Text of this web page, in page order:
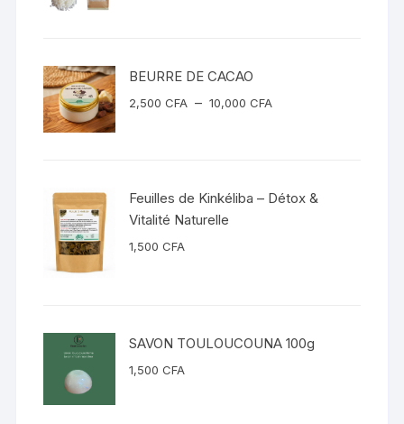
BEURRE DE CACAO
2,500CFA – 10,000CFAPlage
Feuilles de Kinkéliba – Détox &
Vitalité Naturelle
1,500CFA
SAVON TOULOUCOUNA 100g
1,500CFA